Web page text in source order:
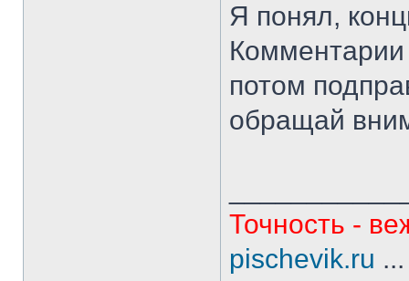
Я понял,
потом
обращай
Точность -
pischevik.ru